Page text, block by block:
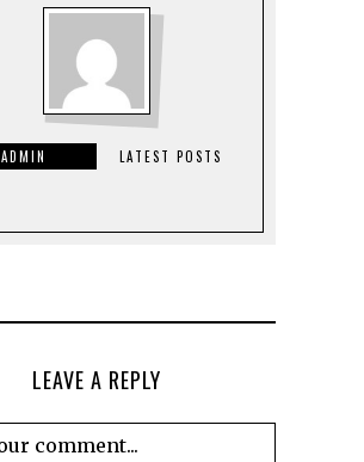
ADMIN LATEST POSTS
LEAVE A REPLY